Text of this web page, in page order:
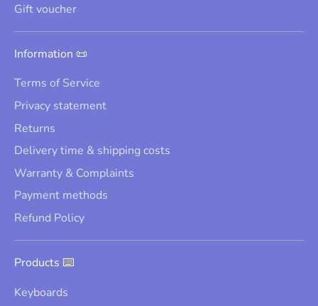
Gift voucher
Information 📜
Terms of Service
Privacy statement
Returns
Delivery time & shipping costs
Warranty & Complaints
Payment methods
Refund Policy
Products ⌨️
Keyboards